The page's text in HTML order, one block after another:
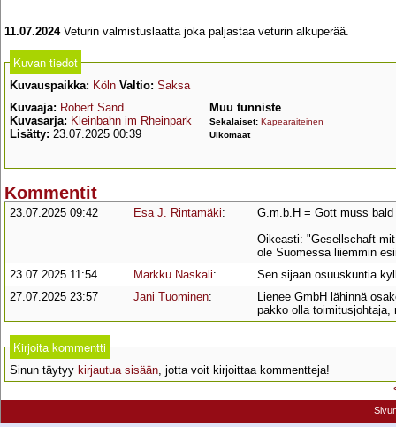
11.07.2024Veturin valmistuslaatta joka paljastaa veturin alkuperää.
Kuvan tiedot
Kuvauspaikka: Köln Valtio: Saksa
Kuvaaja: Robert Sand
Kuvasarja: Kleinbahn im Rheinpark
Lisätty: 23.07.2025 00:39
Muu tunniste
Sekalaiset: Kapearaiteinen
Ulkomaat
Kommentit
23.07.2025 09:42 Esa J. Rintamäki:
G.m.b.H = Gott muss
Oikeasti: "Gesellschaft
ole Suomessa liiemmin
23.07.2025 11:54
Markku Naskali:
Sen sijaan osuuskuntia
27.07.2025 23:57
Jani Tuominen:
Lienee GmbH lähinnä
pakko olla toimitusjohtaja,
Kirjoita kommentti
Sinun täytyy kirjautua sisään, jotta voit kirjoittaa kommentteja!